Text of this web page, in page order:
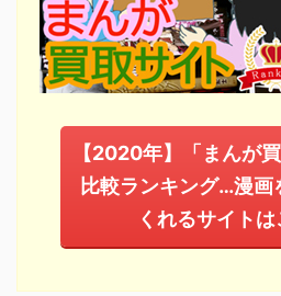
【2020年】「まんが
比較ランキング…漫画
くれるサイトは